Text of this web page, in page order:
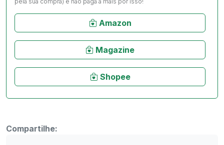
Amazon
Magazine
Shopee
Compartilhe: